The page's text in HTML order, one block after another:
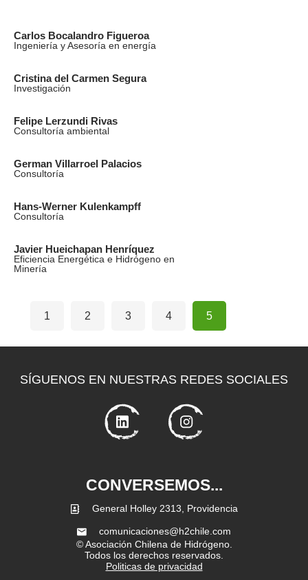
Carlos Bocalandro Figueroa
Ingeniería y Asesoría en energía
Cristina del Carmen Segura
Investigación
Felipe Lerzundi Rivas
Consultoría ambiental
German Villarroel Palacios
Consultoría
Hans-Werner Kulenkampff
Consultoría
Javier Hueichapan Henríquez
Eficiencia Energética e Hidrógeno en
Minería
1 2 3 4 5
SÍGUENOS EN NUESTRAS REDES SOCIALES
CONVERSEMOS...
General Holley 2313, Providencia
comunicaciones@h2chile.com
© Asociación Chilena de Hidrógeno.
Todos los derechos reservados.
Politicas de privacidad